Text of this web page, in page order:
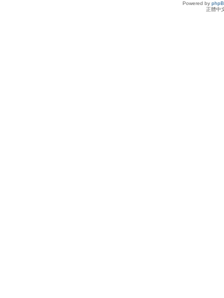
Powered by
正體中